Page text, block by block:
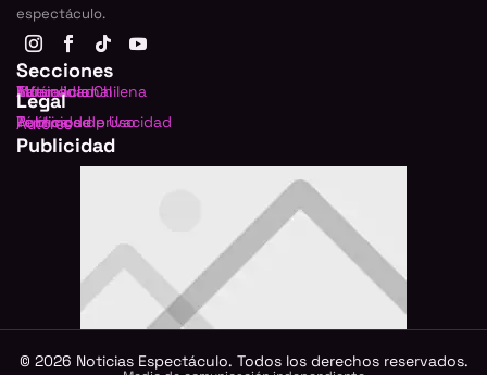
espectáculo.
Secciones
Farándula Chilena
Internacional
TV
Música
Actualidad
Legal
Política de privacidad
Términos de Uso
Publicidad
Autores
Publicidad
© 2026 Noticias Espectáculo. Todos los derechos reservados.